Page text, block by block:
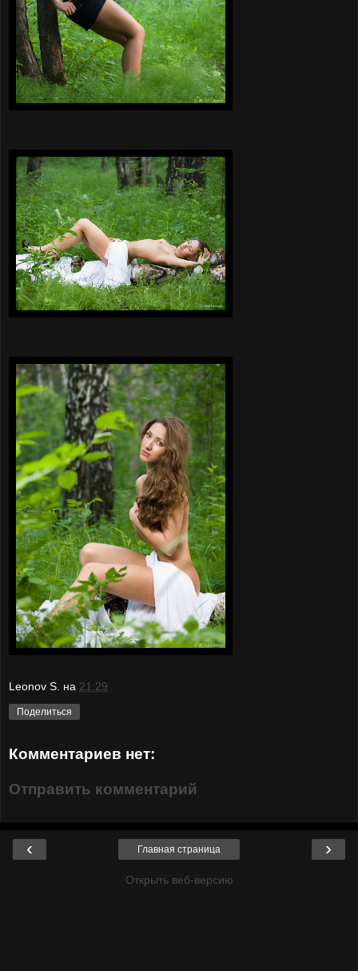
Leonov S. на 21:29
Поделиться
Комментариев нет:
Отправить комментарий
‹ ›
Главная страница
Открыть веб-версию